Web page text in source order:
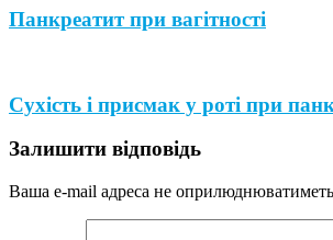
Панкреатит при вагітності
Сухість і присмак у роті при
Залишити відповідь
Ваша e-mail адреса не